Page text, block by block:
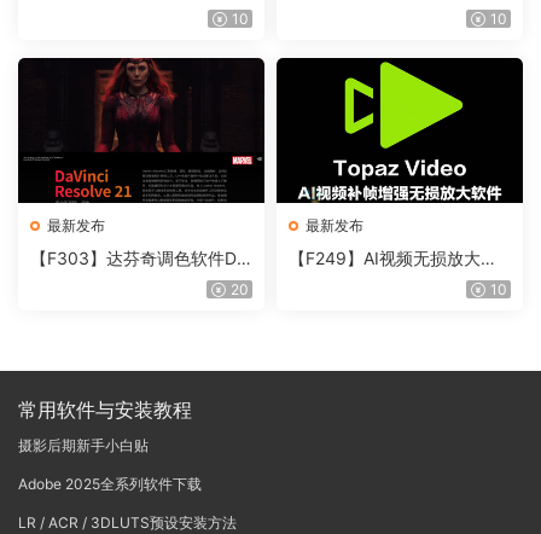
件 Contour V2.2.2 WinMac10
片质感DCTL节点调色预设 M
T V4.0
10
最新发布
【F303】达芬奇调色软件Da
Vinci Resolve Studio21.0.320
最新发布
【F249】AI视频无损放大增
强修复软件 Topaz Video v1.
10
常用软件与安装教程
摄影后期新手小白贴
Adobe 2025全系列软件下载
LR / ACR / 3DLUTS预设安装方法